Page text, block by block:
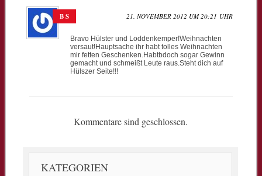
B S 21. NOVEMBER 2012 UM 20:21 UHR
Bravo Hülster und Loddenkemper!Weihnachten
versaut!Hauptsache ihr habt tolles Weihnachten
mir fetten Geschenken.Habtbdoch sogar Gewinn
gemacht und schmeißt Leute raus.Steht dich auf
Hülszer Seite!!!
Kommentare sind geschlossen.
KATEGORIEN